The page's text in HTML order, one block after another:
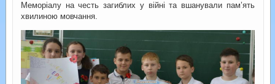
Меморіалу на честь загиблих у війні та вшанували пам’ять
хвилиною мовчання.